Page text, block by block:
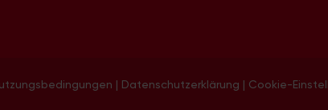
| Datenschutzerklärung | Cookie-